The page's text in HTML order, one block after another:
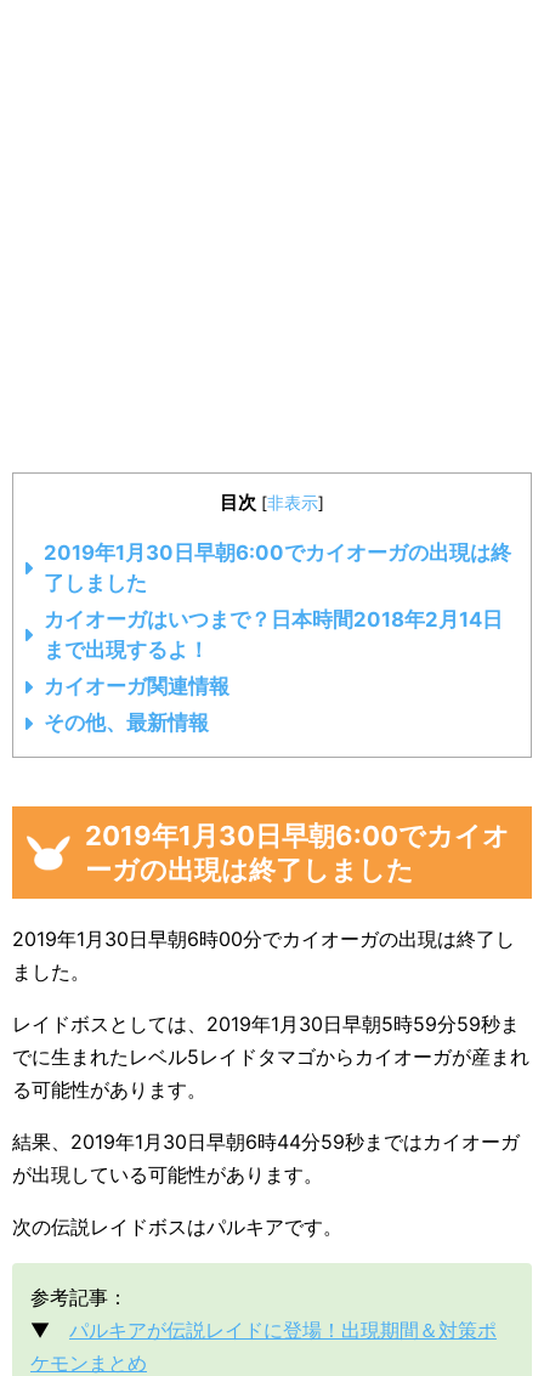
目次 [非表示]
2019年1月30日早朝6:00でカイオーガの出現は終
了しました
カイオーガはいつまで？日本時間2018年2月14日
まで出現するよ！
カイオーガ関連情報
その他、最新情報
2019年1月30日早朝6:00でカイオ
ーガの出現は終了しました
2019年1月30日早朝6時00分でカイオーガの出現は終了し
ました。
レイドボスとしては、2019年1月30日早朝5時59分59秒ま
でに生まれたレベル5レイドタマゴからカイオーガが産まれ
る可能性があります。
結果、2019年1月30日早朝6時44分59秒まではカイオーガ
が出現している可能性があります。
次の伝説レイドボスはパルキアです。
参考記事：
▼ パルキアが伝説レイドに登場！出現期間＆対策ポ
ケモンまとめ